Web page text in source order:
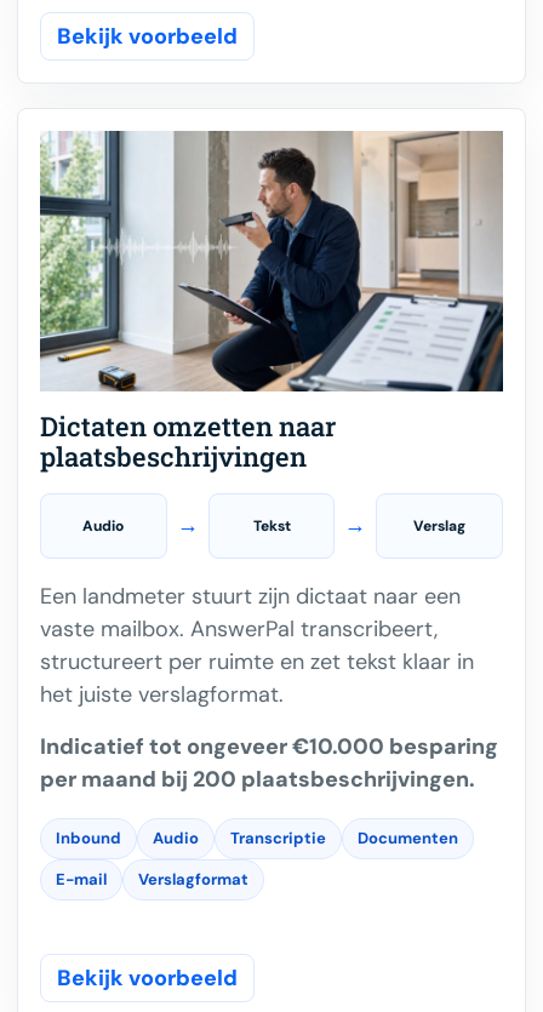
Bekijk voorbeeld
Dictaten omzetten naar
plaatsbeschrijvingen
Audio → Tekst → Verslag
Een landmeter stuurt zijn dictaat naar een
vaste mailbox. AnswerPal transcribeert,
structureert per ruimte en zet tekst klaar in
het juiste verslagformat.
Indicatief tot ongeveer €10.000 besparing
per maand bij 200 plaatsbeschrijvingen.
Inbound Audio Transcriptie
Documenten
E-mail
Verslagformat
Bekijk voorbeeld